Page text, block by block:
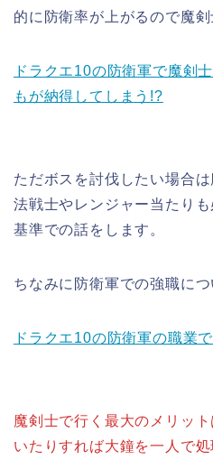
的に防衛率が上がるので魔剣
ドラクエ10の防衛軍で魔剣
もが納得してしまう!?
ただボスを討伐したい場合
法戦士やレンジャー当たり
基準での話をします。
ちなみに防衛軍での強職に
ドラクエ10の防衛軍の職業
魔剣士で行く最大のメリッ
いたりすれば大鐘を一人で